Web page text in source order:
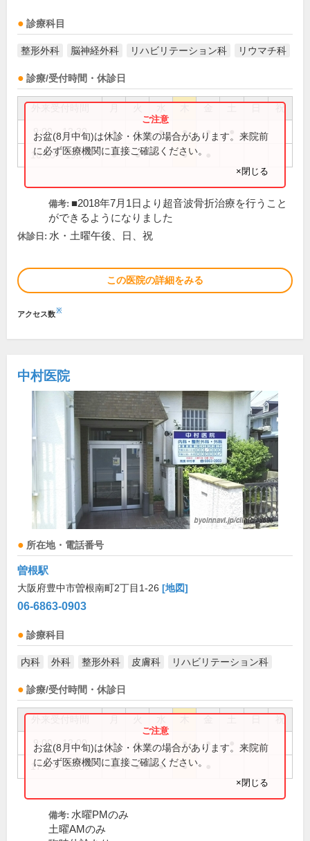
診療科目
整形外科 脳神経外科 リハビリテーション科 リウマチ科
診療/受付時間・休診日
祝
9:00～12:30 ● ● ● ● ●
16:00～19:00 ● ● ●
お盆(8月中旬)は休診・休業の場合があります。来院前
に必ず医療機関に直接ご確認ください。
×閉じる
備考: ■2018年7月1日より超音波骨折治療を行うこと
ができるようになりました
休診日: 水・土曜午後、日、祝
この医院の詳細をみる
アクセス数※
中村医院
所在地・電話番号
曽根駅
大阪府豊中市曽根南町2丁目1-26 [地図]
06-6863-0903
診療科目
内科 外科 整形外科 皮膚科 リハビリテーション科
診療/受付時間・休診日
祝
9:00～12:00 ● ● ● ●
17:00～20:00 ● ● ● ●
お盆(8月中旬)は休診・休業の場合があります。来院前
に必ず医療機関に直接ご確認ください。
×閉じる
備考: 水曜PMのみ
土曜AMのみ